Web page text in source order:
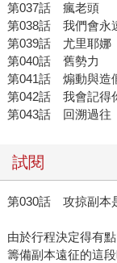
第037話 瘋老頭
第038話 我們會永
第039話 尤里耶娜
第040話 舊勢力
第041話 煽動與造
第042話 我會記得
第043話 回溯過往
試閱
第030話 攻掠副本
由於行程決定得有
籌備副本遠征的這